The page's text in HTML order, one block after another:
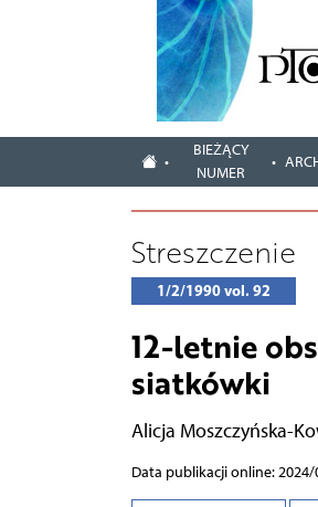
BIEŻĄCY
NUMER
Streszczenie
1/2/1990 vol. 92
12-letnie
siatkówki
Alicja Moszczyńska-
Data publikacji online: 2024/